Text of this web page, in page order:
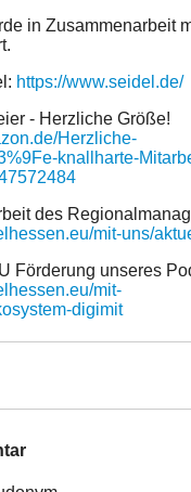
in Zusammenarbeit
https://www.seidel.de/
- Herzliche Größe!
Herzliche-
knallharte-
des
mit-uns/
Förderung unseres
mit-
digimit